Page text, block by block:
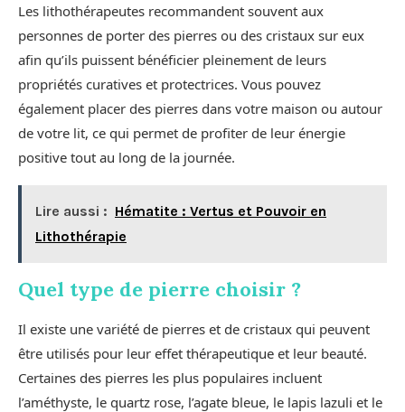
Les lithothérapeutes recommandent souvent aux
personnes de porter des pierres ou des cristaux sur eux
afin qu’ils puissent bénéficier pleinement de leurs
propriétés curatives et protectrices. Vous pouvez
également placer des pierres dans votre maison ou autour
de votre lit, ce qui permet de profiter de leur énergie
positive tout au long de la journée.
Lire aussi : Hématite : Vertus et Pouvoir en
Lithothérapie
Quel type de pierre choisir ?
Il existe une variété de pierres et de cristaux qui peuvent
être utilisés pour leur effet thérapeutique et leur beauté.
Certaines des pierres les plus populaires incluent
l’améthyste, le quartz rose, l’agate bleue, le lapis lazuli et le